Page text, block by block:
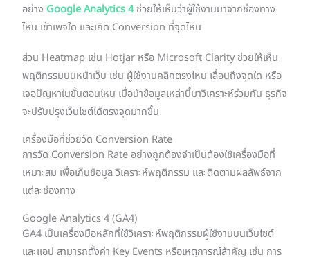
อย่าง Google Analytics 4ช่วยให้เห็นว่าผู้ใช้งานมาจากช่องทาง
ไหน เข้าเพจใด และเกิด Conversion ที่จุดไหน
ส่วน Heatmap เช่น Hotjar หรือ Microsoft Clarity ช่วยให้เห็น
พฤติกรรมบนหน้าเว็บ เช่น ผู้ใช้งานคลิกตรงไหน เลื่อนถึงจุดใด หรือ
เจอปัญหาในขั้นตอนไหน เมื่อนำข้อมูลเหล่านี้มาวิเคราะห์ร่วมกัน ธุรกิจ
จะปรับปรุงเว็บไซต์ได้ตรงจุดมากขึ้น
เครื่องมือที่ช่วยวัด Conversion Rate
การวัด Conversion Rate อย่างถูกต้องจำเป็นต้องใช้เครื่องมือที่
เหมาะสม เพื่อเก็บข้อมูล วิเคราะห์พฤติกรรม และติดตามผลลัพธ์จาก
แต่ละช่องทาง
Google Analytics 4 (GA4)
GA4 เป็นเครื่องมือหลักที่ใช้วิเคราะห์พฤติกรรมผู้ใช้งานบนเว็บไซต์
และแอป สามารถตั้งค่า Key Events หรือเหตุการณ์สำคัญ เช่น การ